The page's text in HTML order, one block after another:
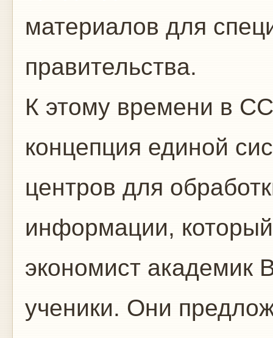
материалов для
правительства.
К этому времени в
концепция единой
центров для
информации,
экономист академик
ученики. Они